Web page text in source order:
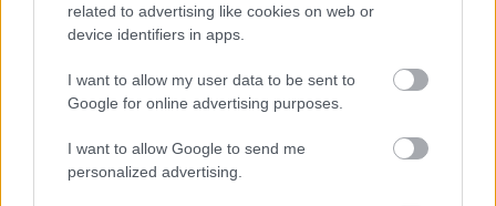
related to advertising like cookies on web or
device identifiers in apps.
I want to allow my user data to be sent to
Google for online advertising purposes.
I want to allow Google to send me
personalized advertising.